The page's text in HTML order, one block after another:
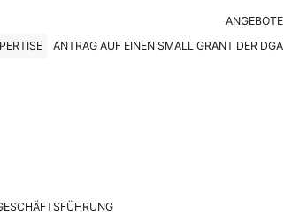
ANGEBOTE
ANTRAG AUF EINEN SMALL GRANT DER DGA